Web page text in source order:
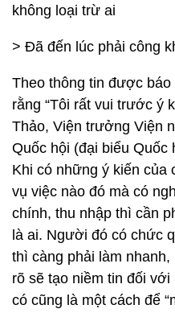
không loại trừ ai
> Đã đến lúc phải công
Theo thông tin được
rằng “Tôi rất vui trước ý
Thảo, Viện trưởng Viện
Quốc hội (đại biểu Quốc
Khi có những ý kiến của
vụ việc nào đó mà có
chính, thu nhập thì cần
là ai. Người đó có chức
thì càng phải làm
rõ sẽ tạo niềm tin đối
có cũng là một cách để